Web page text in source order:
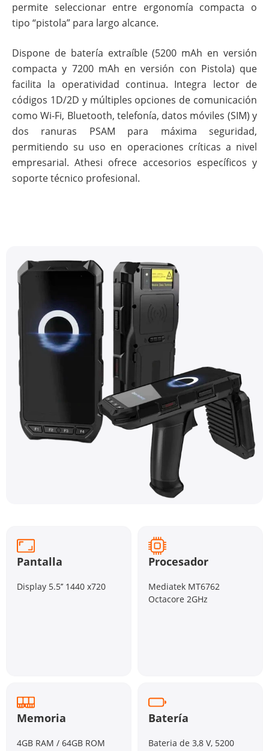
permite seleccionar entre ergonomía compacta o
tipo “pistola” para largo alcance.
Dispone de batería extraíble (5200 mAh en versión
compacta y 7200 mAh en versión con Pistola) que
facilita la operatividad continua. Integra lector de
códigos 1D/2D y múltiples opciones de comunicación
como Wi-Fi, Bluetooth, telefonía, datos móviles (SIM) y
dos ranuras PSAM para máxima seguridad,
permitiendo su uso en operaciones críticas a nivel
empresarial. Athesi ofrece accesorios específicos y
soporte técnico profesional.
Pantalla
Display 5.5’’ 1440 x720
Procesador
Mediatek MT6762
Octacore 2GHz
Memoria
4GB RAM / 64GB ROM
Batería
Bateria de 3,8 V, 5200